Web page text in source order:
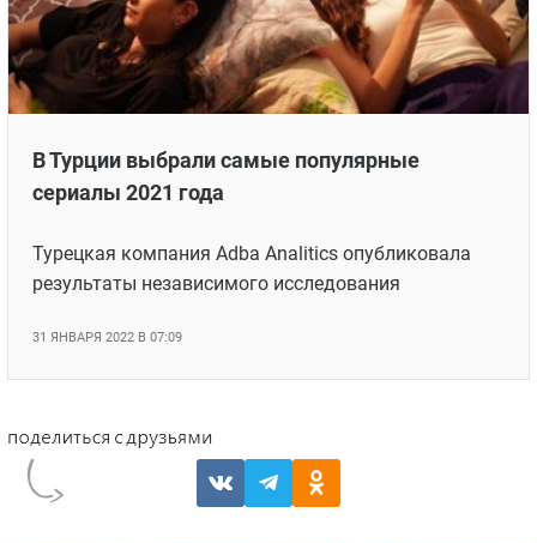
В Турции выбрали самые популярные
сериалы 2021 года
Турецкая компания Adba Analitics опубликовала
результаты независимого исследования
31 ЯНВАРЯ 2022 В 07:09